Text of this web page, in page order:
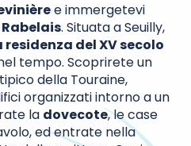
e immergetevi
. Situata a Seuilly,
del XV secolo
tempo. Scoprirete un
della Touraine,
organizzati intorno a un
la dovecote, le case
ed entrate nella